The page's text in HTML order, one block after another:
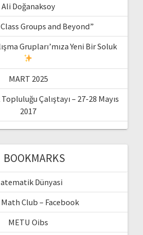
Ali Doğanaksoy
Groups and Beyond”
Grupları’mıza Yeni Bir Soluk
MART 2025
Çalıştayı – 27-28 Mayıs
2017
BOOKMARKS
Dünyasi
Club – Facebook
METU Oibs